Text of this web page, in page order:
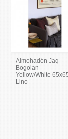
Almohadón Jaq
Bogolan
Yellow/White 65x65
Lino